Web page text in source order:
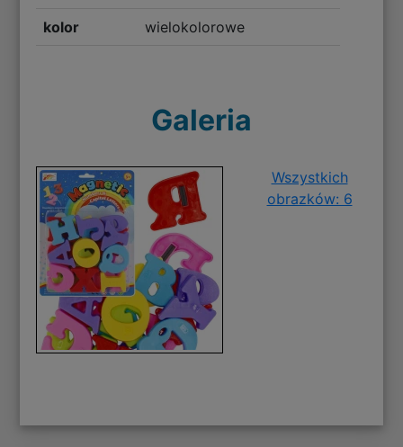
kolor wielokolorowe
Galeria
Wszystkich
obrazków: 6